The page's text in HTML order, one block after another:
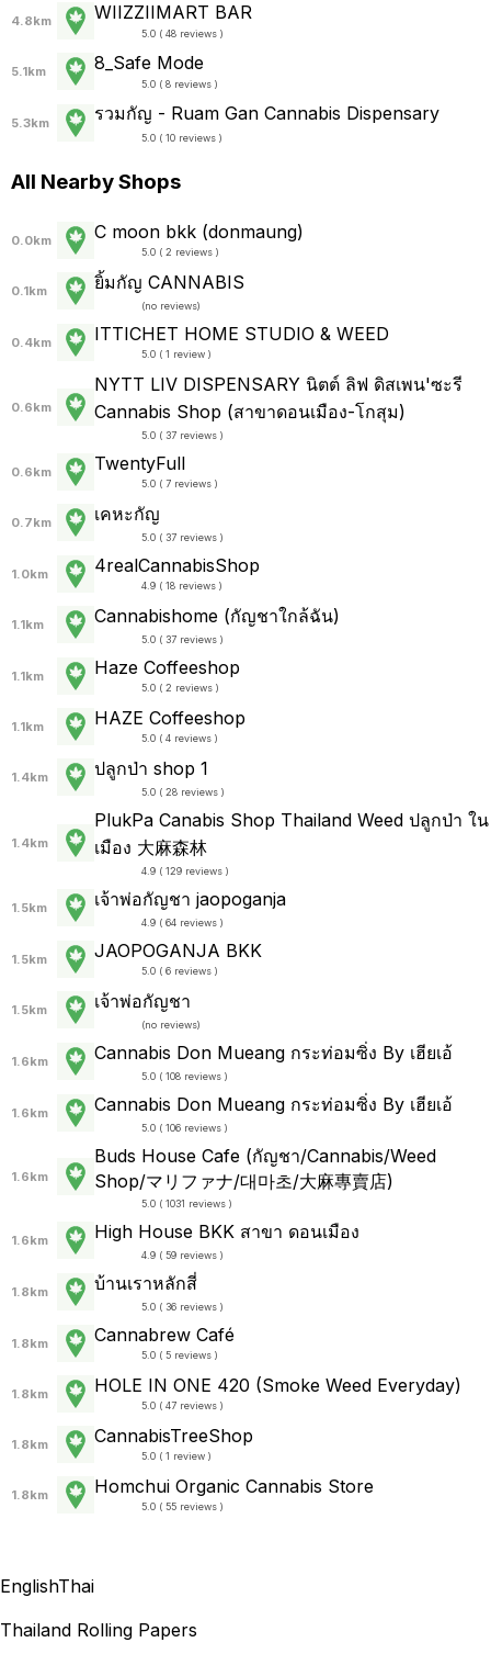
4.8km WIIZZIIMART BAR
5.0 ( 48 reviews )
5.1km 8_Safe Mode
5.0 ( 8 reviews )
5.3km รวมกัญ - Ruam Gan Cannabis Dispensary
5.0 ( 10 reviews )
All Nearby Shops
0.0km C moon bkk (donmaung)
5.0 ( 2 reviews )
0.1km ยิ้มกัญ CANNABIS
(no reviews)
0.4km ITTICHET HOME STUDIO & WEED
5.0 ( 1 review )
0.6km
NYTT LIV DISPENSARY นิตต์ ลิฟ ดิสเพน'ซะรี
Cannabis Shop (สาขาดอนเมือง-โกสุม)
5.0 ( 37 reviews )
0.6km TwentyFull
5.0 ( 7 reviews )
0.7km เคหะกัญ
5.0 ( 37 reviews )
1.0km 4realCannabisShop
4.9 ( 18 reviews )
1.1km Cannabishome (กัญชาใกล้ฉัน)
5.0 ( 37 reviews )
1.1km Haze Coffeeshop
5.0 ( 2 reviews )
1.1km HAZE Coffeeshop
5.0 ( 4 reviews )
1.4km ปลูกป่า shop 1
5.0 ( 28 reviews )
1.4km
PlukPa Canabis Shop Thailand Weed ปลูกป่า ใน
เมือง 大麻森林
4.9 ( 129 reviews )
1.5km เจ้าพ่อกัญชา jaopoganja
4.9 ( 64 reviews )
1.5km JAOPOGANJA BKK
5.0 ( 6 reviews )
1.5km เจ้าพ่อกัญชา
(no reviews)
1.6km Cannabis Don Mueang กระท่อมซิ่ง By เฮียเอ้
5.0 ( 108 reviews )
1.6km Cannabis Don Mueang กระท่อมซิ่ง By เฮียเอ้
5.0 ( 106 reviews )
1.6km
Buds House Cafe (กัญชา/Cannabis/Weed
Shop/マリファナ/대마초/大麻專賣店)
5.0 ( 1031 reviews )
1.6km High House BKK สาขา ดอนเมือง
4.9 ( 59 reviews )
1.8km บ้านเราหลักสี่
5.0 ( 36 reviews )
1.8km Cannabrew Café
5.0 ( 5 reviews )
1.8km HOLE IN ONE 420 (Smoke Weed Everyday)
5.0 ( 47 reviews )
1.8km CannabisTreeShop
5.0 ( 1 review )
1.8km Homchui Organic Cannabis Store
5.0 ( 55 reviews )
EnglishThai
Thailand Rolling Papers